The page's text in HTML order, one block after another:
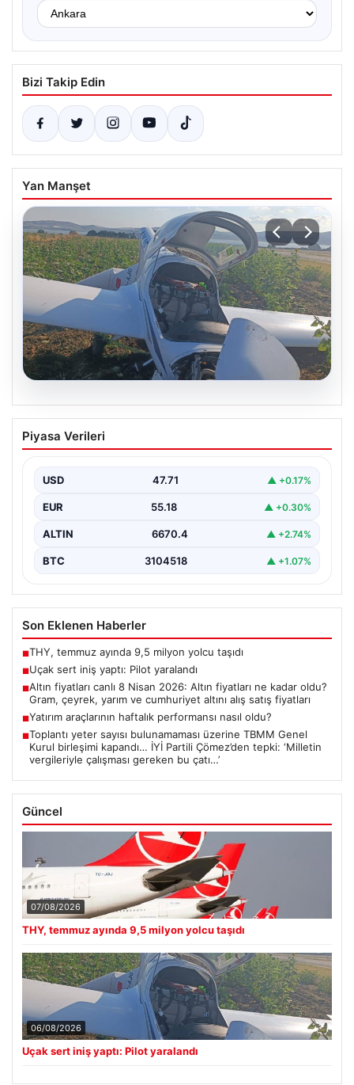
Bizi Takip Edin
Yan Manşet
06.08.2026
Uçak sert iniş yaptı: Pilot yaralandı
Piyasa Verileri
USD 47.71 ▲ +0.17%
EUR 55.18 ▲ +0.30%
ALTIN 6670.4 ▲ +2.74%
BTC 3104518 ▲ +1.07%
Son Eklenen Haberler
■THY, temmuz ayında 9,5 milyon yolcu taşıdı
■Uçak sert iniş yaptı: Pilot yaralandı
■Altın fiyatları canlı 8 Nisan 2026: Altın fiyatları ne kadar oldu?
Gram, çeyrek, yarım ve cumhuriyet altını alış satış fiyatları
■Yatırım araçlarının haftalık performansı nasıl oldu?
■Toplantı yeter sayısı bulunamaması üzerine TBMM Genel
Kurul birleşimi kapandı… İYİ Partili Çömez’den tepki: ‘Milletin
vergileriyle çalışması gereken bu çatı…’
Güncel
07/08/2026
THY, temmuz ayında 9,5 milyon yolcu taşıdı
06/08/2026
Uçak sert iniş yaptı: Pilot yaralandı